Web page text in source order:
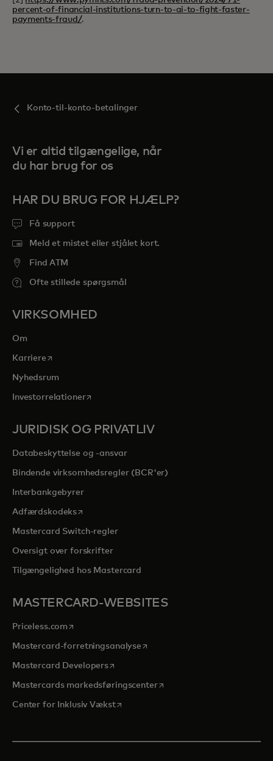
percent-of-financial-institutions-turn-to-ai-to-fight-faster-
payments-fraud/.
Konto-til-konto-betalinger
Vi er altid tilgængelige, når
du har brug for os
HAR DU BRUG FOR HJÆLP?
Få support
Meld et mistet eller stjålet kort.
Find ATM
Ofte stillede spørgsmål
VIRKSOMHED
Om
Karriereopens in a new tab
Nyhedsrum
Investorrelationeropens in a new tab
JURIDISK OG PRIVATLIV
Databeskyttelse og -ansvar
Bindende virksomhedsregler (BCR'er)
Interbankgebyrer
Adfærdskodeksopens in a new tab
Mastercard Switch-regler
Oversigt over forskrifter
Tilgængelighed hos Mastercard
MASTERCARD-WEBSITES
Priceless.com opens in a new tab
Mastercard-forretningsanalyseopens in a new tab
Mastercard Developersopens in a new tab
Mastercards markedsføringscenteropens in a new tab
Center for Inklusiv Vækstopens in a new tab